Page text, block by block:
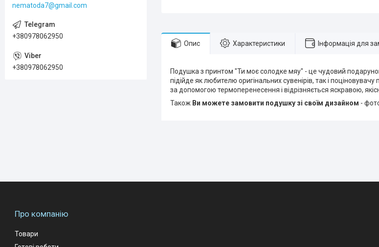
Опис Характеристики Інформація для
Подушка з принтом "Ти моє солодке мяу" - це чудовий
підійде як любителю оригінальних сувенірів, так і
за допомогою термоперенесення і відрізняється яскравою,
Також Ви можете замовити подушку зі своїм дизайном -
nematoda7@gmail.com
+380978062950
+380978062950
Про компанію
Товари